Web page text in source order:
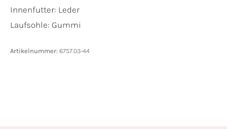
Innenfutter: Leder
Laufsohle: Gummi
Artikelnummer: 6757.03-44